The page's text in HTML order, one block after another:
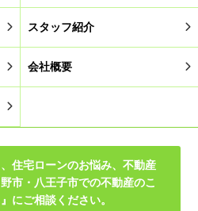
スタッフ紹介
会社概要
住宅ローンのお悩み、不動産
市・八王子市での不動産のこ
にご相談ください。